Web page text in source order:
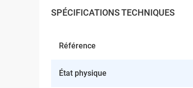
SPÉCIFICATIONS TECHNIQUES
Référence
État physique